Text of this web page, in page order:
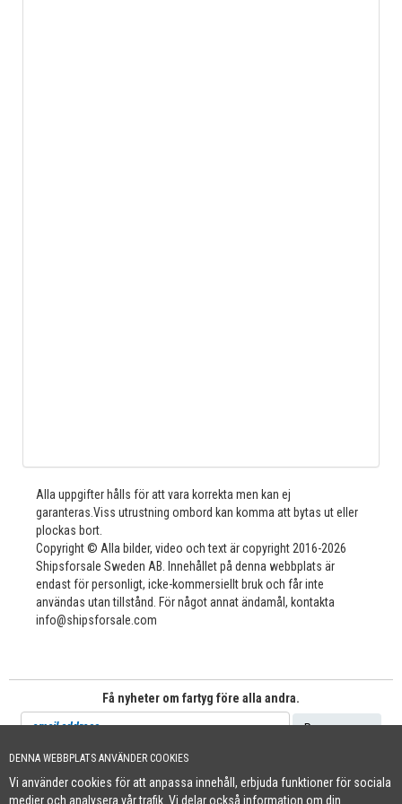
DENNA WEBBPLATS ANVÄNDER COOKIES
Vi använder cookies för att anpassa innehåll, erbjuda funktioner för sociala
medier och analysera vår trafik. Vi delar också information om din
Alla uppgifter hålls för att vara korrekta men kan ej
garanteras.Viss utrustning ombord kan komma att bytas ut eller
plockas bort.
Copyright © Alla bilder, video och text är copyright 2016-2026
Shipsforsale Sweden AB. Innehållet på denna webbplats är
endast för personligt, icke-kommersiellt bruk och får inte
användas utan tillstånd. För något annat ändamål, kontakta
info@shipsforsale.com
Få nyheter om fartyg före alla andra.
Cookie Policy